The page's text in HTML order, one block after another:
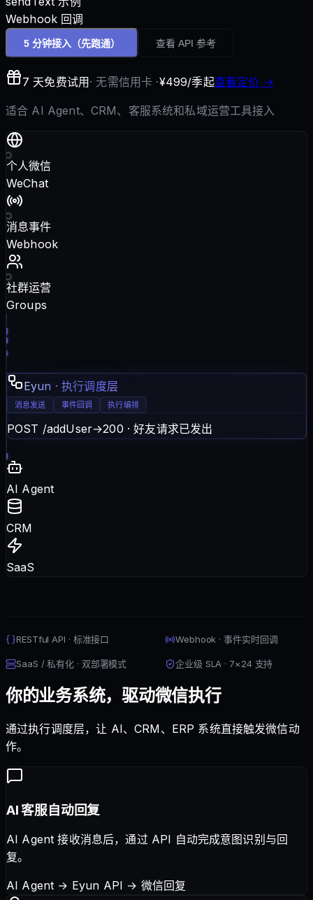
Webhook 回调
5 分钟接入 （先跑通） 查看 API 参考
7 天免费试用 · 无需信用卡 ·¥499/季起查看定价 →
适合 AI Agent、CRM、客服系统和私域运营工具接入
个人微信
WeChat
消息事件
Webhook
社群运营
Groups
Eyun · 执行调度层
消息发送 事件回调 执行编排
POST /addUser→200 · 好友请求已发出
AI Agent
CRM
SaaS
RESTful API · 标准接口 Webhook · 事件实时回调
SaaS / 私有化 · 双部署模式 企业级 SLA · 7×24 支持
你的业务系统，驱动微信执行
通过执行调度层，让 AI、CRM、ERP 系统直接触发微信动
作。
AI 客服自动回复
AI Agent 接收消息后，通过 API 自动完成意图识别与回
复。
AI Agent → Eyun API → 微信回复